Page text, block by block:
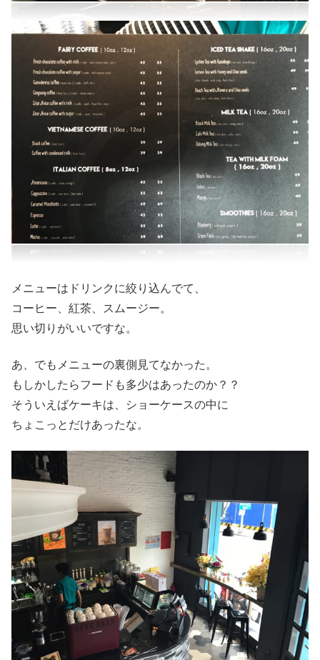
メニューはドリンクに絞り込んでて、
コーヒー、紅茶、スムージー。
思い切りがいいですな。
あ、でもメニューの裏側見てなかった。
もしかしたらフードも多少はあったのか？？
そういえばケーキは、ショーケースの中に
ちょこっとだけあったな。